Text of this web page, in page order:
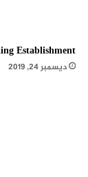
Establishment
ديسمبر 24, 2019